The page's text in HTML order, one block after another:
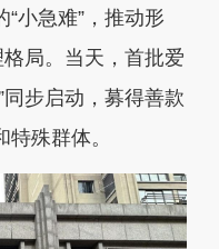
小急难”，推动形
局。当天，首批爱
步启动，募得善款
殊群体。